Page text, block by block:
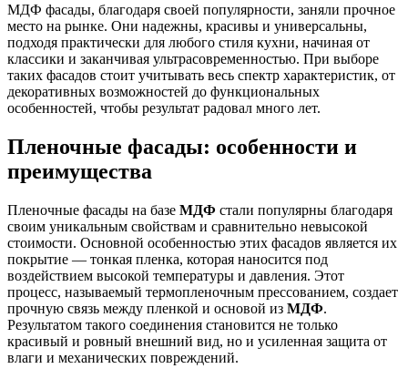
МДФ фасады, благодаря своей популярности, заняли прочное
место на рынке. Они надежны, красивы и универсальны,
подходя практически для любого стиля кухни, начиная от
классики и заканчивая ультрасовременностью. При выборе
таких фасадов стоит учитывать весь спектр характеристик, от
декоративных возможностей до функциональных
особенностей, чтобы результат радовал много лет.
Пленочные фасады: особенности и
преимущества
Пленочные фасады на базе МДФ стали популярны благодаря
своим уникальным свойствам и сравнительно невысокой
стоимости. Основной особенностью этих фасадов является их
покрытие — тонкая пленка, которая наносится под
воздействием высокой температуры и давления. Этот
процесс, называемый термопленочным прессованием, создает
прочную связь между пленкой и основой из МДФ.
Результатом такого соединения становится не только
красивый и ровный внешний вид, но и усиленная защита от
влаги и механических повреждений.